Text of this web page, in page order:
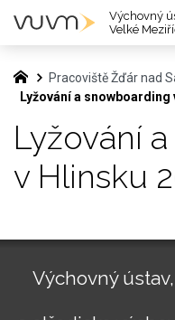
Pracoviště Žďár nad
Lyžování a snowboarding
Lyžování
v Hlinsku
Výchovný
Výchovný
Velké